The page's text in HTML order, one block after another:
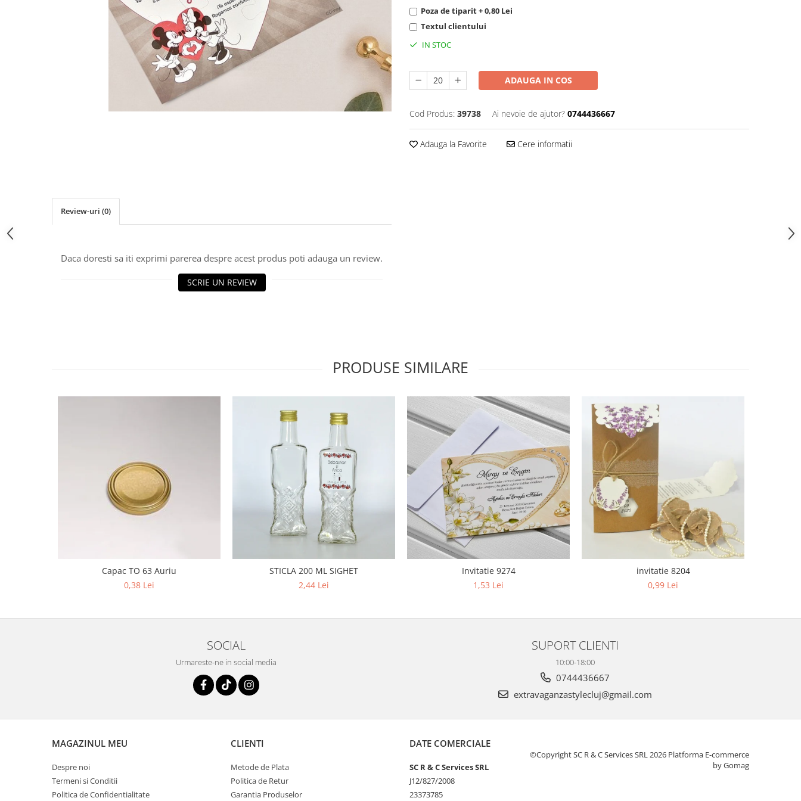
Toamna și Halloween
Valentine's Day
Poza de tiparit + 0,80 Lei
Textul clientului
IN STOC
ADAUGA IN COS
Cod Produs: 39738 Ai nevoie de ajutor? 0744436667
Adauga la Favorite Cere informatii
Review-uri (0)
Daca doresti sa iti exprimi parerea despre acest produs poti adauga un review.
SCRIE UN REVIEW
PRODUSE SIMILARE
Capac TO 63 Auriu
0,38 Lei
STICLA 200 ML SIGHET
2,44 Lei
Invitatie 9274
1,53 Lei
invitatie 8204
0,99 Lei
SOCIAL
Urmareste-ne in social media
SUPORT CLIENTI
10:00-18:00
0744436667
extravaganzastylecluj@gmail.com
MAGAZINUL MEU
Despre noi
Termeni si Conditii
Politica de Confidentialitate
CLIENTI
Metode de Plata
Politica de Retur
Garantia Produselor
DATE COMERCIALE
SC R & C Services SRL
J12/827/2008
23373785
©Copyright SC R & C Services SRL 2026 Platforma E-commerce
by Gomag